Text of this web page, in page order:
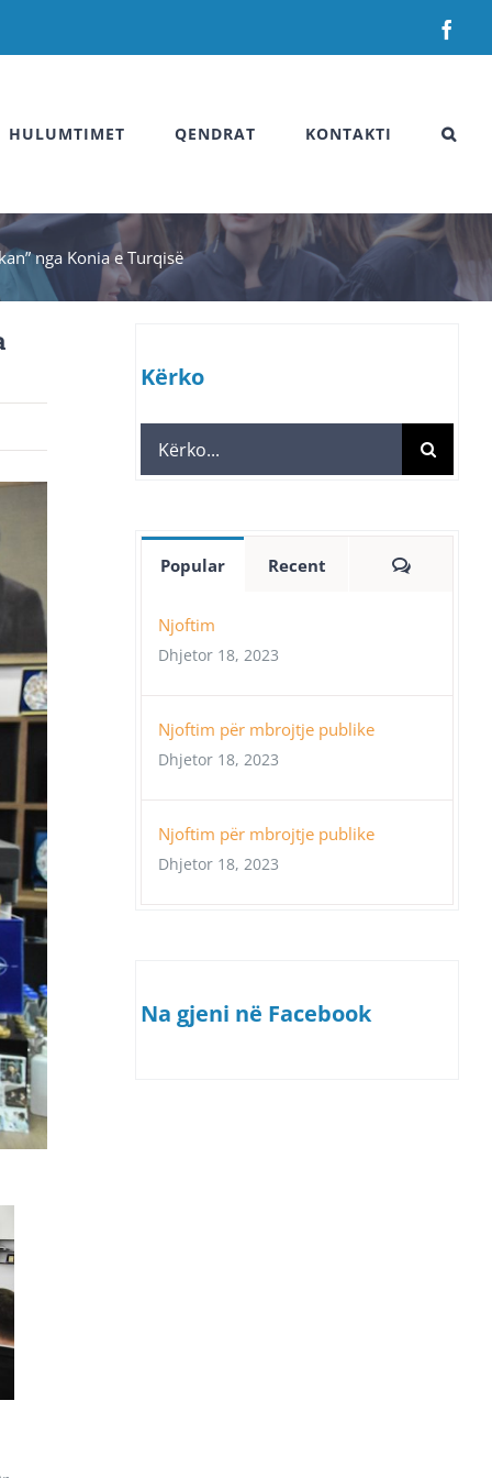
HULUMTIMET QENDRAT KONTAKTI
nga Konia e Turqisë
Kërko
Search
for:
Popular Recent
Njoftim
Dhjetor 18, 2023
Njoftim për mbrojtje publike
Dhjetor 18, 2023
Njoftim për mbrojtje publike
Dhjetor 18, 2023
Na gjeni në Facebook